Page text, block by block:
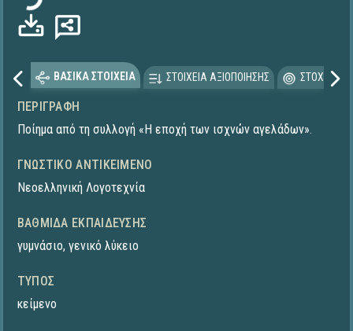
ΒΑΣΙΚΑ ΣΤΟΙΧΕΙΑ ΣΤΟΙΧΕΙΑ ΑΞΙΟΠΟΙΗΣΗΣ
ΠΕΡΙΓΡΑΦΉ
Ποίημα από τη συλλογή «Η εποχή των ισχνών αγελάδων».
ΓΝΩΣΤΙΚΌ ΑΝΤΙΚΕΊΜΕΝΟ
Νεοελληνική Λογοτεχνία
ΒΑΘΜΊΔΑ ΕΚΠΑΊΔΕΥΣΗΣ
γυμνάσιο, γενικό λύκειο
ΤΎΠΟΣ
κείμενο